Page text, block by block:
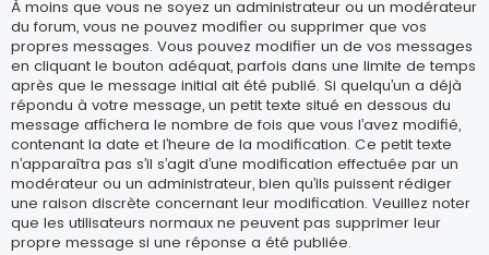
À moins que vous ne soyez un administrateur ou un modérateur
du forum, vous ne pouvez modifier ou supprimer que vos
propres messages. Vous pouvez modifier un de vos messages
en cliquant le bouton adéquat, parfois dans une limite de temps
après que le message initial ait été publié. Si quelqu’un a déjà
répondu à votre message, un petit texte situé en dessous du
message affichera le nombre de fois que vous l’avez modifié,
contenant la date et l’heure de la modification. Ce petit texte
n’apparaîtra pas s’il s’agit d’une modification effectuée par un
modérateur ou un administrateur, bien qu’ils puissent rédiger
une raison discrète concernant leur modification. Veuillez noter
que les utilisateurs normaux ne peuvent pas supprimer leur
propre message si une réponse a été publiée.